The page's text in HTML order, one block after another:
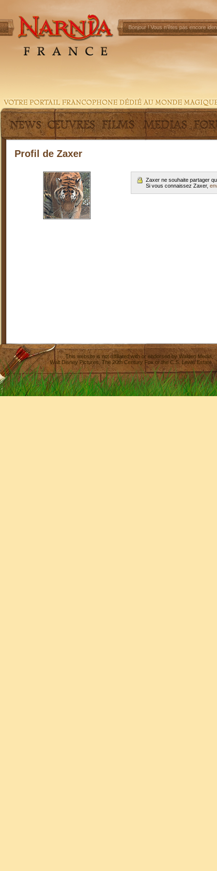
Bonjour !Vous n'êtes pas encore
Profil de Zaxer
Zaxer ne souhaite partager
Si vous connaissez Zaxer,
This website is not affiliated with or endorsed byWalden Media
Walt Disney Pictures,The 20th Century Fox or the C.S. Lewis Estate.